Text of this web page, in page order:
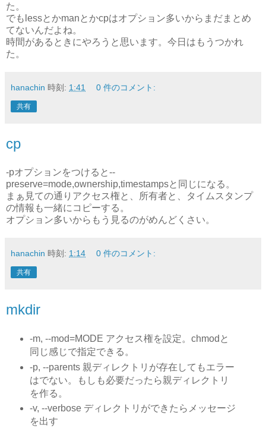
た。
でもlessとかmanとかcpはオプション多いからまだまとめ
てないんだよね。
時間があるときにやろうと思います。今日はもうつかれ
た。
hanachin 時刻: 1:41 0 件のコメント:
共有
cp
-pオプションをつけると--
preserve=mode,ownership,timestampsと同じになる。
まぁ見ての通りアクセス権と、所有者と、タイムスタンプ
の情報も一緒にコピーする。
オプション多いからもう見るのがめんどくさい。
hanachin 時刻: 1:14 0 件のコメント:
共有
mkdir
-m, --mod=MODE アクセス権を設定。chmodと
同じ感じで指定できる。
-p, --parents 親ディレクトリが存在してもエラー
はでない。もしも必要だったら親ディレクトリ
を作る。
-v, --verbose ディレクトリができたらメッセージ
を出す